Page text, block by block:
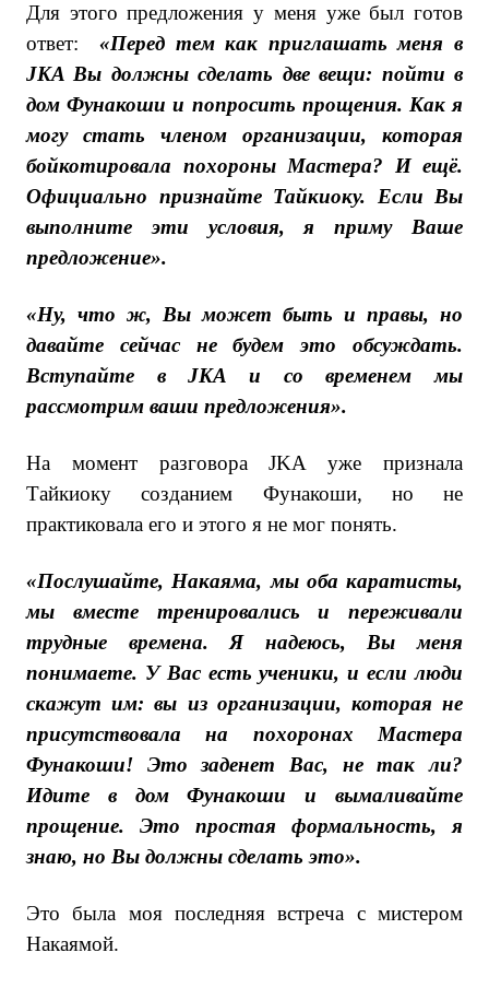
Для этого предложения у меня уже был готов
ответ:«Перед тем как приглашать меня в
JKA Вы должны сделать две вещи: пойти в
дом Фунакоши и попросить прощения. Как я
могу стать членом организации, которая
бойкотировала похороны Мастера? И ещё.
Официально признайте Тайкиоку. Если Вы
выполните эти условия, я приму Ваше
предложение».
«Ну, что ж, Вы может быть и правы, но
давайте сейчас не будем это обсуждать.
Вступайте в JKA и со временем мы
рассмотрим ваши предложения».
На момент разговора JKA уже признала
Тайкиоку созданием Фунакоши, но не
практиковала его и этого я не мог понять.
«Послушайте, Накаяма, мы оба каратисты,
мы вместе тренировались и переживали
трудные времена. Я надеюсь, Вы меня
понимаете. У Вас есть ученики, и если люди
скажут им: вы из организации, которая не
присутствовала на похоронах Мастера
Фунакоши! Это заденет Вас, не так ли?
Идите в дом Фунакоши и вымаливайте
прощение. Это простая формальность, я
знаю, но Вы должны сделать это».
Это была моя последняя встреча с мистером
Накаямой.